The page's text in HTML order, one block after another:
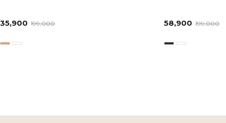
35,900 199,000 58,900 199,000